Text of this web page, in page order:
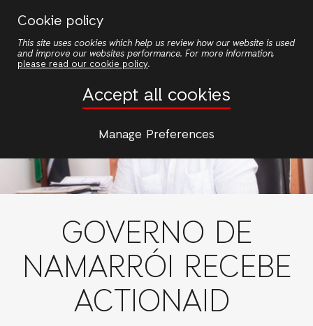
Cookie policy
This site uses cookies which help us review how our website is used
and improve our websites performance. For more information,
please read our cookie policy.
Accept all cookies
Manage Preferences
o
GOVERNO DE
NAMARRÓI RECEBE
ACTIONAID